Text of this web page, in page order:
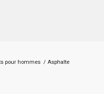
pour hommes / Asphalte